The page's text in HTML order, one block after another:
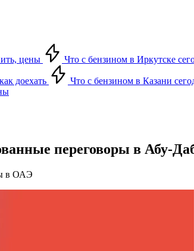
цены Что с бензином в Иркутске
доехать Что с бензином в Казани
переговоры в Абу-
в ОАЭ